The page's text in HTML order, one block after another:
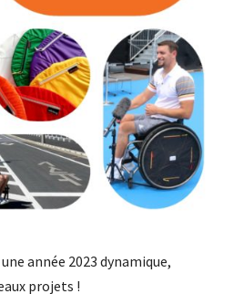
année 2023 dynamique,
projets !